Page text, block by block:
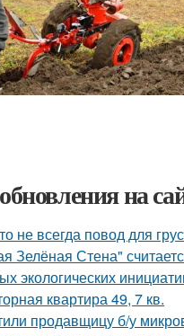
на
не всегда повод для
Зелёная Стена"
экологических
квартира 49, 7 кв.
продавщицу б/у